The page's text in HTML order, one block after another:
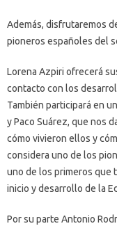
Además, disfrutaremos
pioneros españoles del
Lorena Azpiri ofrecerá
contacto con los
También participará en
y Paco Suárez, que nos
cómo vivieron ellos y
considera uno de los
uno de los primeros que
inicio y desarrollo de la
Por su parte Antonio